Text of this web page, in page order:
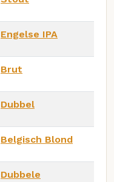
Engelse IPA
Brut
Dubbel
Belgisch Blond
Dubbele